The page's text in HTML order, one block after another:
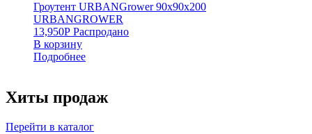
Гроутент URBANGrower 90х90х200
URBANGROWER
13,950Р Распродано
В корзину
Подробнее
Хиты продаж
Перейти в каталог